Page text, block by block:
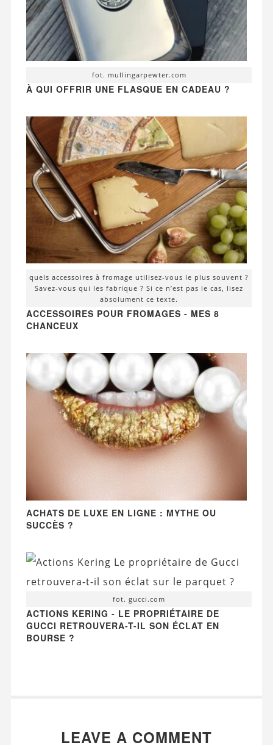
fot. mullingarpewter.com
À QUI OFFRIR UNE FLASQUE EN CADEAU ?
quels accessoires à fromage utilisez-vous le plus souvent ?
Savez-vous qui les fabrique ? Si ce n’est pas le cas, lisez
absolument ce texte.
ACCESSOIRES POUR FROMAGES - MES 8
CHANCEUX
ACHATS DE LUXE EN LIGNE : MYTHE OU
SUCCÈS ?
fot. gucci.com
ACTIONS KERING - LE PROPRIÉTAIRE DE
GUCCI RETROUVERA-T-IL SON ÉCLAT EN
BOURSE ?
LEAVE A COMMENT